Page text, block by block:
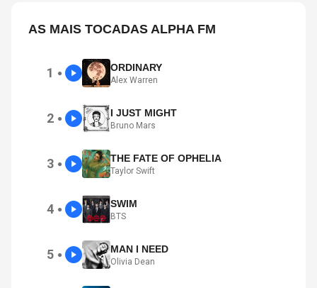
AS MAIS TOCADAS ALPHA FM
1 ● ORDINARY
Alex Warren
2 ● I JUST MIGHT
Bruno Mars
3 ● THE FATE OF OPHELIA
Taylor Swift
4 ● SWIM
BTS
5 ● MAN I NEED
Olivia Dean